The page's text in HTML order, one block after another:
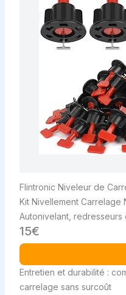
Flintronic Niveleur de
Kit Nivellement Carrelage
Autonivelant,
interchangeables 1,5 -
15€
Entretien et durabilité :
carrelage sans surcoût